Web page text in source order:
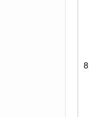
8